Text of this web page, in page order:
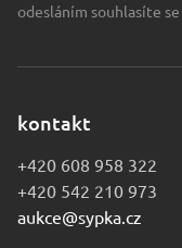
odesláním souhlasíte se
kontakt
+420 608 958 322
+420 542 210 973
aukce@sypka.cz